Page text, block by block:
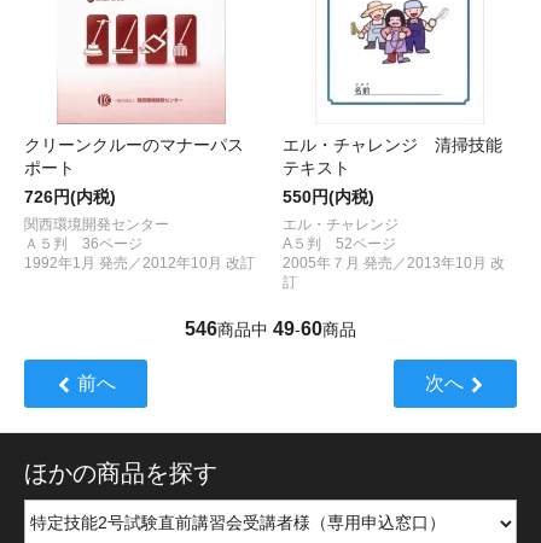
クリーンクルーのマナーパス
ポート
726円(内税)
関西環境開発センター
Ａ５判 36ページ
1992年1月 発売／2012年10月 改訂
エル・チャレンジ 清掃技能
テキスト
550円(内税)
エル・チャレンジ
A５判 52ページ
2005年７月 発売／2013年10月 改
訂
546商品中 49-60商品
前へ 次へ
ほかの商品を探す